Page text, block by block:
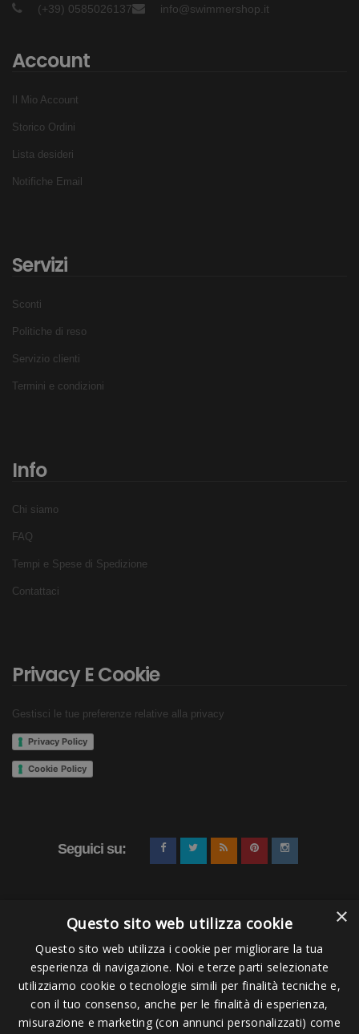
(+39) 0585026137 info@swimmershop.it
Account
Il Mio Account
Storico Ordini
Lista desideri
Notifiche Email
Servizi
Sconti
Politiche di reso
Servizio clienti
Termini e condizioni
Info
Chi siamo
FAQ
Tempi e Spese di Spedizione
Contattaci
Privacy E Cookie
Gestisci le tue preferenze relative alla privacy
Privacy Policy
Cookie Policy
Seguici su:
Pagamenti Accettati
×
Questo sito web utilizza cookie
Questo sito web utilizza i cookie per migliorare la tua
esperienza di navigazione. Noi e terze parti selezionate
utilizziamo cookie o tecnologie simili per finalità tecniche e,
con il tuo consenso, anche per le finalità di esperienza,
misurazione e marketing (con annunci personalizzati) come